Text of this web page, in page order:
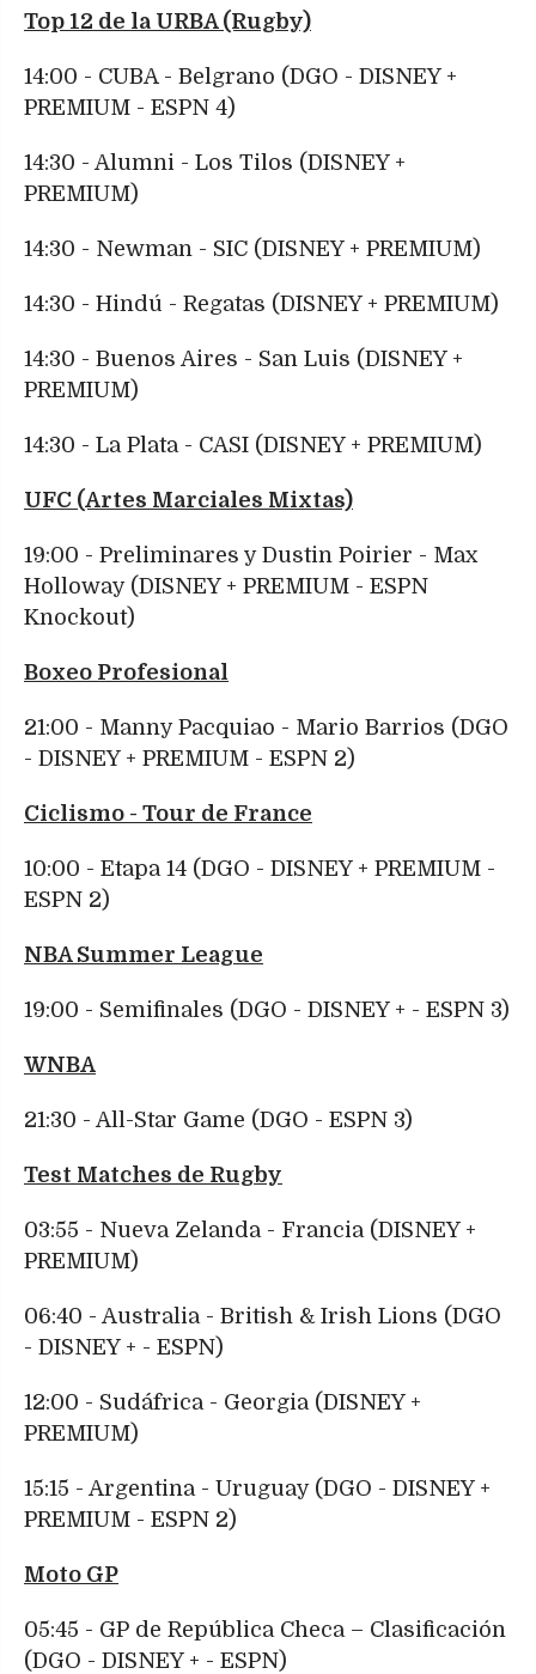
Top 12 de la URBA (Rugby)
14:00 - CUBA - Belgrano (DGO - DISNEY +
PREMIUM - ESPN 4)
14:30 - Alumni - Los Tilos (DISNEY +
PREMIUM)
14:30 - Newman - SIC (DISNEY + PREMIUM)
14:30 - Hindú - Regatas (DISNEY + PREMIUM)
14:30 - Buenos Aires - San Luis (DISNEY +
PREMIUM)
14:30 - La Plata - CASI (DISNEY + PREMIUM)
UFC (Artes Marciales Mixtas)
19:00 - Preliminares y Dustin Poirier - Max
Holloway (DISNEY + PREMIUM - ESPN
Knockout)
Boxeo Profesional
21:00 - Manny Pacquiao - Mario Barrios (DGO
- DISNEY + PREMIUM - ESPN 2)
Ciclismo - Tour de France
10:00 - Etapa 14 (DGO - DISNEY + PREMIUM -
ESPN 2)
NBA Summer League
19:00 - Semifinales (DGO - DISNEY + - ESPN 3)
WNBA
21:30 - All-Star Game (DGO - ESPN 3)
Test Matches de Rugby
03:55 - Nueva Zelanda - Francia (DISNEY +
PREMIUM)
06:40 - Australia - British & Irish Lions (DGO
- DISNEY + - ESPN)
12:00 - Sudáfrica - Georgia (DISNEY +
PREMIUM)
15:15 - Argentina - Uruguay (DGO - DISNEY +
PREMIUM - ESPN 2)
Moto GP
05:45 - GP de República Checa – Clasificación
(DGO - DISNEY + - ESPN)